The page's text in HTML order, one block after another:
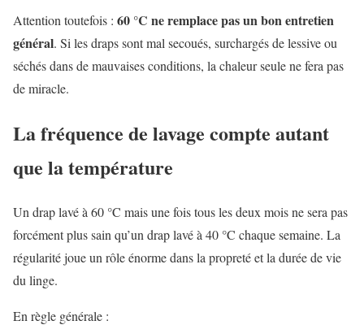
Attention toutefois : 60 °C ne remplace pas un bon entretien
général. Si les draps sont mal secoués, surchargés de lessive ou
séchés dans de mauvaises conditions, la chaleur seule ne fera pas
de miracle.
La fréquence de lavage compte autant
que la température
Un drap lavé à 60 °C mais une fois tous les deux mois ne sera pas
forcément plus sain qu’un drap lavé à 40 °C chaque semaine. La
régularité joue un rôle énorme dans la propreté et la durée de vie
du linge.
En règle générale :